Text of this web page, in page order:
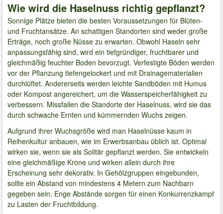
Wie wird die Haselnuss richtig gepflanzt?
Sonnige Plätze bieten die besten Voraussetzungen für Blüten-
und Fruchtansätze. An schattigen Standorten sind weder große
Erträge, noch große Nüsse zu erwarten. Obwohl Haseln sehr
anpassungsfähig sind, wird ein tiefgründiger, fruchtbarer und
gleichmäßig feuchter Boden bevorzugt. Verfestigte Böden werden
vor der Pflanzung tiefengelockert und mit Drainagematerialien
durchlüftet. Andererseits werden leichte Sandböden mit Humus
oder Kompost angereichert, um die Wasserspeicherfähigkeit zu
verbessern. Missfallen die Standorte der Haselnuss, wird sie das
durch schwache Ernten und kümmernden Wuchs zeigen.
Aufgrund ihrer Wuchsgröße wird man Haselnüsse kaum in
Reihenkultur anbauen, wie im Erwerbsanbau üblich ist. Optimal
wirken sie, wenn sie als Solitär gepflanzt werden. Sie entwickeln
eine gleichmäßige Krone und wirken allein durch ihre
Erscheinung sehr dekorativ. In Gehölzgruppen eingebunden,
sollte ein Abstand von mindestens 4 Metern zum Nachbarn
gegeben sein. Enge Abstände sorgen für einen Konkurrenzkampf
zu Lasten der Fruchtbildung.